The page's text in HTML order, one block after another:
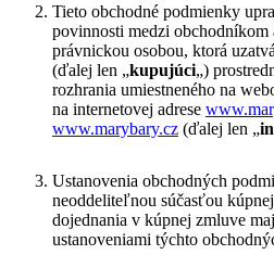
Tieto obchodné podmienky
povinnosti medzi obchodníkom
právnickou osobou, ktorá
(ďalej len „kupujúci„)
rozhrania umiestneného na
na internetovej adrese
www.marybary.cz (ďalej len „
Ustanovenia obchodných
neoddeliteľnou súčasťou
dojednania v kúpnej zmluve
ustanoveniami týchto